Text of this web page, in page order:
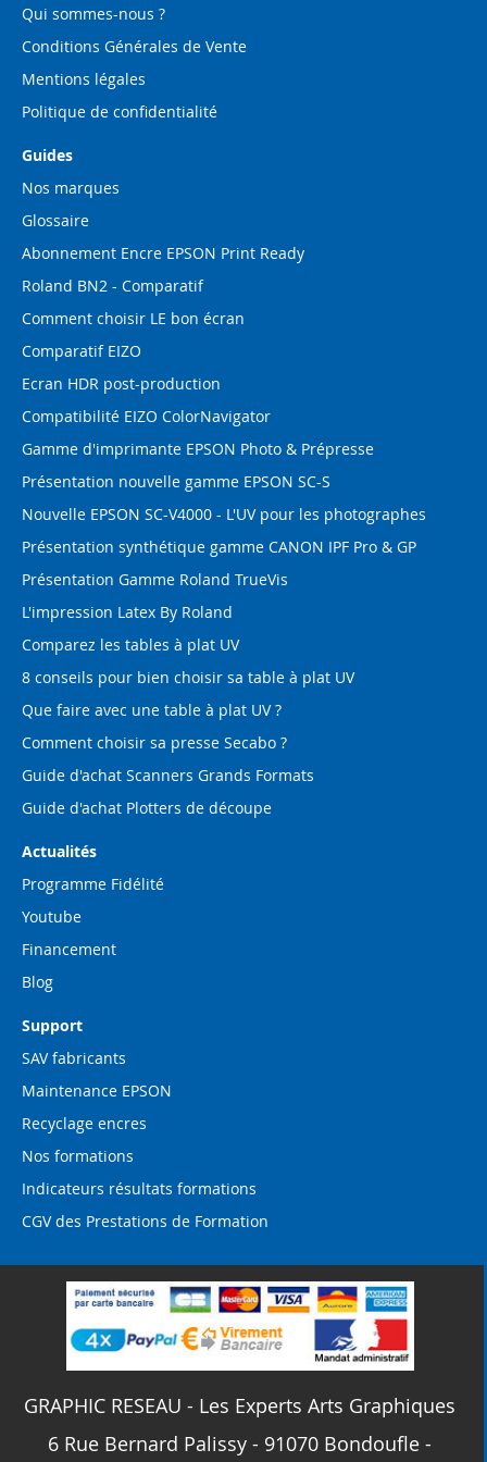
Qui sommes-nous ?
Conditions Générales de Vente
Mentions légales
Politique de confidentialité
Guides
Nos marques
Glossaire
Abonnement Encre EPSON Print Ready
Roland BN2 - Comparatif
Comment choisir LE bon écran
Comparatif EIZO
Ecran HDR post-production
Compatibilité EIZO ColorNavigator
Gamme d'imprimante EPSON Photo & Prépresse
Présentation nouvelle gamme EPSON SC-S
Nouvelle EPSON SC-V4000 - L'UV pour les photographes
Présentation synthétique gamme CANON IPF Pro & GP
Présentation Gamme Roland TrueVis
L'impression Latex By Roland
Comparez les tables à plat UV
8 conseils pour bien choisir sa table à plat UV
Que faire avec une table à plat UV ?
Comment choisir sa presse Secabo ?
Guide d'achat Scanners Grands Formats
Guide d'achat Plotters de découpe
Actualités
Programme Fidélité
Youtube
Financement
Blog
Support
SAV fabricants
Maintenance EPSON
Recyclage encres
Nos formations
Indicateurs résultats formations
CGV des Prestations de Formation
GRAPHIC RESEAU - Les Experts Arts Graphiques
6 Rue Bernard Palissy - 91070 Bondoufle -